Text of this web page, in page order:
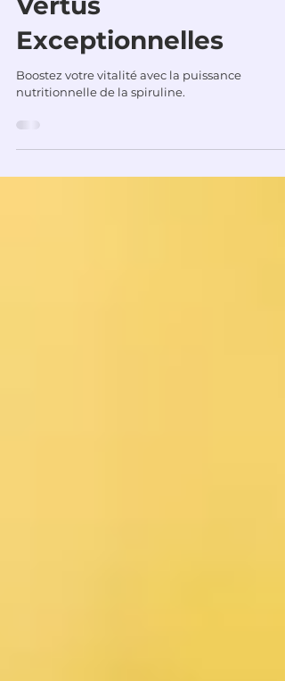
La Spiruline : Un
Super Aliment aux
Vertus
Exceptionnelles